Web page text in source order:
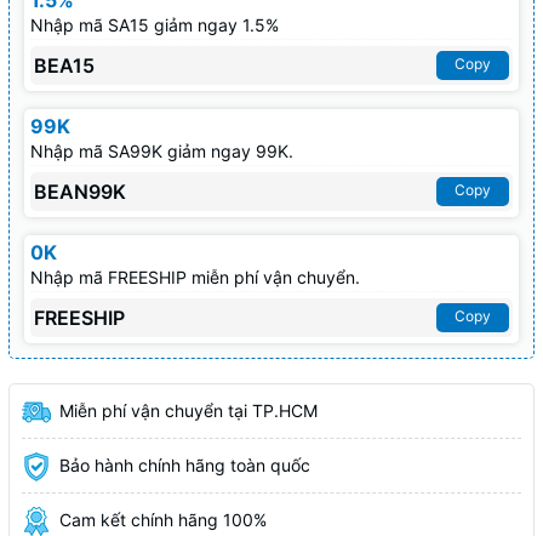
Nhập mã SA15 giảm ngay 1.5%
BEA15 Copy
99K
Nhập mã SA99K giảm ngay 99K.
BEAN99K Copy
0K
Nhập mã FREESHIP miễn phí vận chuyển.
FREESHIP Copy
Miễn phí vận chuyển tại TP.HCM
Bảo hành chính hãng toàn quốc
Cam kết chính hãng 100%